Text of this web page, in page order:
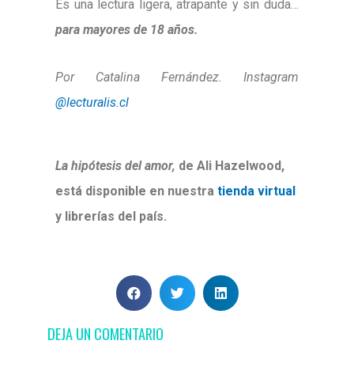
Es una lectura ligera, atrapante y sin duda…
para mayores de 18 años.
Por Catalina Fernández. Instagram
@lecturalis.cl
La hipótesis del amor, de Ali Hazelwood,
está disponible en nuestra tienda virtual
y librerías del país.
DEJA UN COMENTARIO